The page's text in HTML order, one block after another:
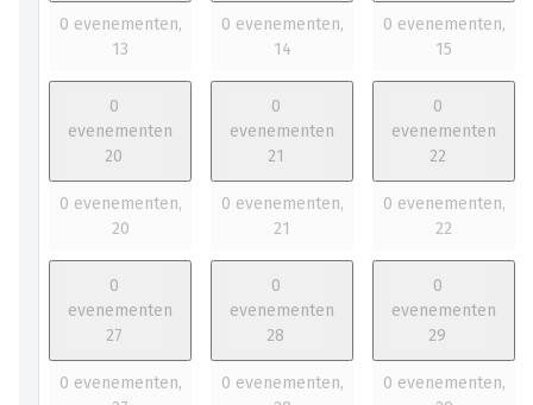
0 evenementen,
13
0 evenementen,
14
0 evenementen,
15
0
evenementen
20
0 evenementen,
20
0
evenementen
21
0 evenementen,
21
0
evenementen
22
0 evenementen,
22
0
evenementen
27
0 evenementen,
0
evenementen
28
0 evenementen,
0
evenementen
29
0 evenementen,